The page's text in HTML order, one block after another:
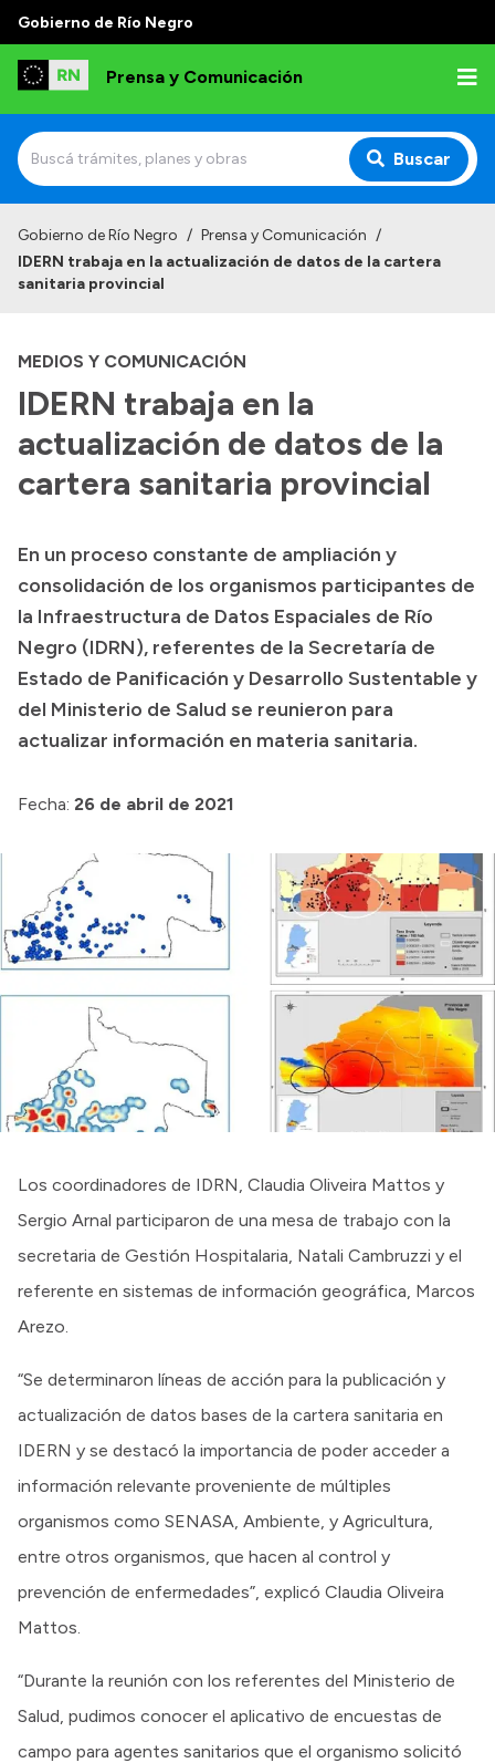
Gobierno de Río Negro
Prensa y Comunicación
Buscar
Institucional
Referentes de prensa
Archivo de noticias
Transparencia
Boletín Oficial
Compras y licitaciones
Consulta de expedientes
Consulta de pago a proveedores
Convocatorias
Intranet
Gobierno de Río Negro / Prensa y Comunicación /
IDERN trabaja en la actualización de datos de la cartera
sanitaria provincial
MEDIOS Y COMUNICACIÓN
IDERN trabaja en la
actualización de datos de la
cartera sanitaria provincial
En un proceso constante de ampliación y
consolidación de los organismos participantes de
la Infraestructura de Datos Espaciales de Río
Negro (IDRN), referentes de la Secretaría de
Estado de Panificación y Desarrollo Sustentable y
del Ministerio de Salud se reunieron para
actualizar información en materia sanitaria.
Fecha: 26 de abril de 2021
Los coordinadores de IDRN, Claudia Oliveira Mattos y
Sergio Arnal participaron de una mesa de trabajo con la
secretaria de Gestión Hospitalaria, Natali Cambruzzi y el
referente en sistemas de información geográfica, Marcos
Arezo.
“Se determinaron líneas de acción para la publicación y
actualización de datos bases de la cartera sanitaria en
IDERN y se destacó la importancia de poder acceder a
información relevante proveniente de múltiples
organismos como SENASA, Ambiente, y Agricultura,
entre otros organismos, que hacen al control y
prevención de enfermedades”, explicó Claudia Oliveira
Mattos.
“Durante la reunión con los referentes del Ministerio de
Salud, pudimos conocer el aplicativo de encuestas de
campo para agentes sanitarios que el organismo solicitó